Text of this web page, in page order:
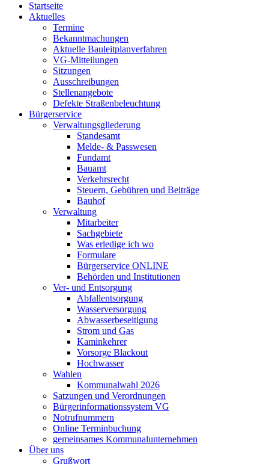
Startseite
Aktuelles
Termine
Bekanntmachungen
Aktuelle Bauleitplanverfahren
VG-Mitteilungen
Sitzungen
Ausschreibungen
Stellenangebote
Defekte Straßenbeleuchtung
Bürgerservice
Verwaltungsgliederung
Standesamt
Melde- & Passwesen
Fundamt
Bauamt
Verkehrsrecht
Steuern, Gebühren und Beiträge
Bauhof
Verwaltung
Mitarbeiter
Sachgebiete
Was erledige ich wo
Formulare
Bürgerservice ONLINE
Behörden und Institutionen
Ver- und Entsorgung
Abfallentsorgung
Wasserversorgung
Abwasserbeseitigung
Strom und Gas
Kaminkehrer
Vorsorge Blackout
Hochwasser
Wahlen
Kommunalwahl 2026
Satzungen und Verordnungen
Bürgerinformationssystem VG
Notrufnummern
Online Terminbuchung
gemeinsames Kommunalunternehmen
Über uns
Grußwort